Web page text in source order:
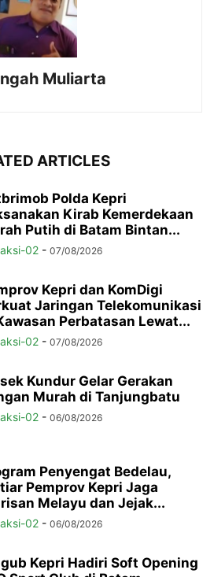
Muliarta
ARTICLES
Polda Kepri
Kirab Kemerdekaan
Putih di Batam Bintan...
02 - 07/08/2026
Kepri dan KomDigi
Jaringan Telekomunikasi
Perbatasan Lewat...
02 - 07/08/2026
Kundur Gelar Gerakan
Murah di Tanjungbatu
02 - 06/08/2026
Penyengat Bedelau,
Pemprov Kepri Jaga
Melayu dan Jejak...
02 - 06/08/2026
Kepri Hadiri Soft Opening